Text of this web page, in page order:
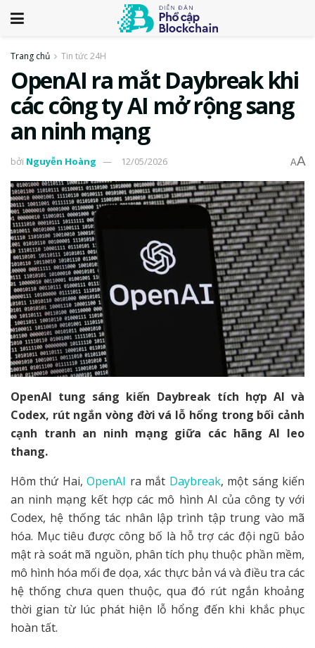
Trang chủ Tin tức 24H
OpenAI ra mắt Daybreak khi
các công ty AI mở rộng sang
an ninh mạng
bởi Nguyễn Hoàng 12/05/2026 AA
OpenAI tung sáng kiến Daybreak tích hợp AI và
Codex, rút ngắn vòng đời vá lỗ hổng trong bối cảnh
cạnh tranh an ninh mạng giữa các hãng AI leo
thang.
Hôm thứ Hai,OpenAI ra mắt Daybreak, một sáng kiến
an ninh mạng kết hợp các mô hình AI của công ty với
Codex, hệ thống tác nhân lập trình tập trung vào mã
hóa. Mục tiêu được công bố là hỗ trợ các đội ngũ bảo
mật rà soát mã nguồn, phân tích phụ thuộc phần mềm,
mô hình hóa mối đe dọa, xác thực bản vá và điều tra các
hệ thống chưa quen thuộc, qua đó rút ngắn khoảng
thời gian từ lúc phát hiện lỗ hổng đến khi khắc phục
hoàn tất.